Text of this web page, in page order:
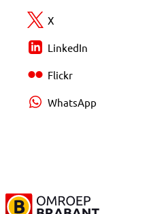
X
LinkedIn
Flickr
WhatsApp